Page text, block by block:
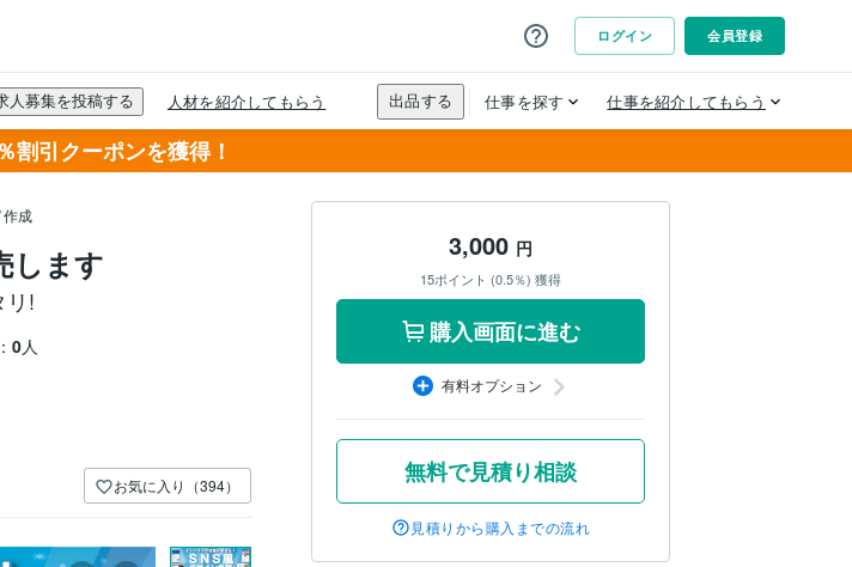
割引クーポンを獲得！
作成
します
リ!
0人
お気に入り（394）
3,000 円
15ポイント (0.5％) 獲得
購入画面に進む
有料オプション
無料で見積り相談
見積りから購入までの流れ